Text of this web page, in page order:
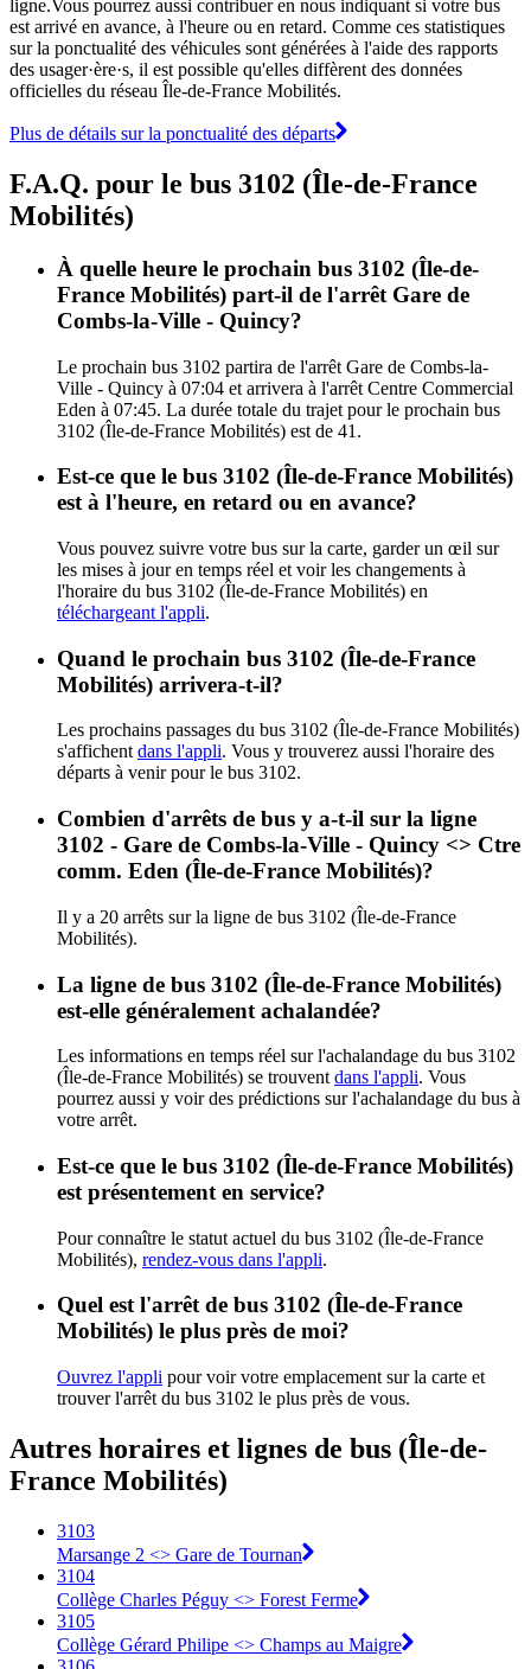
ligne.Vous pourrez aussi contribuer en nous indiquant si votre bus
est arrivé en avance, à l'heure ou en retard. Comme ces statistiques
sur la ponctualité des véhicules sont générées à l'aide des rapports
des usager·ère·s, il est possible qu'elles diffèrent des données
officielles du réseau Île-de-France Mobilités.
Plus de détails sur la ponctualité des départs
F.A.Q. pour le bus 3102 (Île-de-France
Mobilités)
À quelle heure le prochain bus 3102 (Île-de-
France Mobilités) part-il de l'arrêt Gare de
Combs-la-Ville - Quincy?
Le prochain bus 3102 partira de l'arrêt Gare de Combs-la-
Ville - Quincy à 07:04 et arrivera à l'arrêt Centre Commercial
Eden à 07:45. La durée totale du trajet pour le prochain bus
3102 (Île-de-France Mobilités) est de 41.
Est-ce que le bus 3102 (Île-de-France Mobilités)
est à l'heure, en retard ou en avance?
Vous pouvez suivre votre bus sur la carte, garder un œil sur
les mises à jour en temps réel et voir les changements à
l'horaire du bus 3102 (Île-de-France Mobilités) en
téléchargeant l'appli.
Quand le prochain bus 3102 (Île-de-France
Mobilités) arrivera-t-il?
Les prochains passages du bus 3102 (Île-de-France Mobilités)
s'affichent dans l'appli. Vous y trouverez aussi l'horaire des
départs à venir pour le bus 3102.
Combien d'arrêts de bus y a-t-il sur la ligne
3102 - Gare de Combs-la-Ville - Quincy <> Ctre
comm. Eden (Île-de-France Mobilités)?
Il y a 20 arrêts sur la ligne de bus 3102 (Île-de-France
Mobilités).
La ligne de bus 3102 (Île-de-France Mobilités)
est-elle généralement achalandée?
Les informations en temps réel sur l'achalandage du bus 3102
(Île-de-France Mobilités) se trouvent dans l'appli. Vous
pourrez aussi y voir des prédictions sur l'achalandage du bus à
votre arrêt.
Est-ce que le bus 3102 (Île-de-France Mobilités)
est présentement en service?
Pour connaître le statut actuel du bus 3102 (Île-de-France
Mobilités), rendez-vous dans l'appli.
Quel est l'arrêt de bus 3102 (Île-de-France
Mobilités) le plus près de moi?
Ouvrez l'appli pour voir votre emplacement sur la carte et
trouver l'arrêt du bus 3102 le plus près de vous.
Autres horaires et lignes de bus (Île-de-
France Mobilités)
3103
Marsange 2 <> Gare de Tournan
3104
Collège Charles Péguy <> Forest Ferme
3105
Collège Gérard Philipe <> Champs au Maigre